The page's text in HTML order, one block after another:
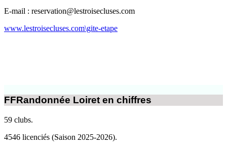
E-mail : reservation@lestroisecluses.com
www.lestroisecluses.com\gite-etape
FFRandonnée Loiret en chiffres
59 clubs.
4546 licenciés (Saison 2025-2026).